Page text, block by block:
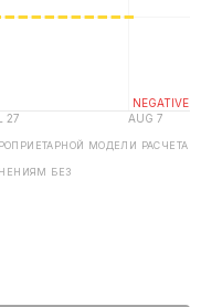
МОДЕЛИ РАСЧЕТА
БЕЗ